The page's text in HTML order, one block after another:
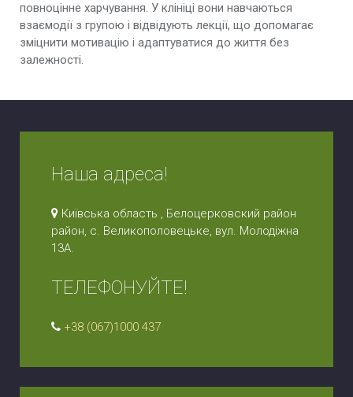
повноцінне харчування. У клініці вони навчаються
взаємодії з групою і відвідують лекції, що допомагає
зміцнити мотивацію і адаптуватися до життя без
залежності.
Наша адреса!
Київська область , Белоцерковский район
район, с. Великополовецьке, вул. Молодіжна
13А.
ТЕЛЕФОНУЙТЕ!
+38 (067)1000 437